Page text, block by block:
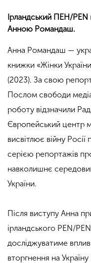
Ірландський ПЕН/
Анною Романдаш.
Анна Романдаш —
книжки «Жінки
(2023). За свою
Послом свободи медіа
роботу відзначили
Європейський центр
висвітлює війну
серією репортажів
навколишнє
України.
Після виступу Анна
ірландського PEN/
досліджуватиме
вторгнення на